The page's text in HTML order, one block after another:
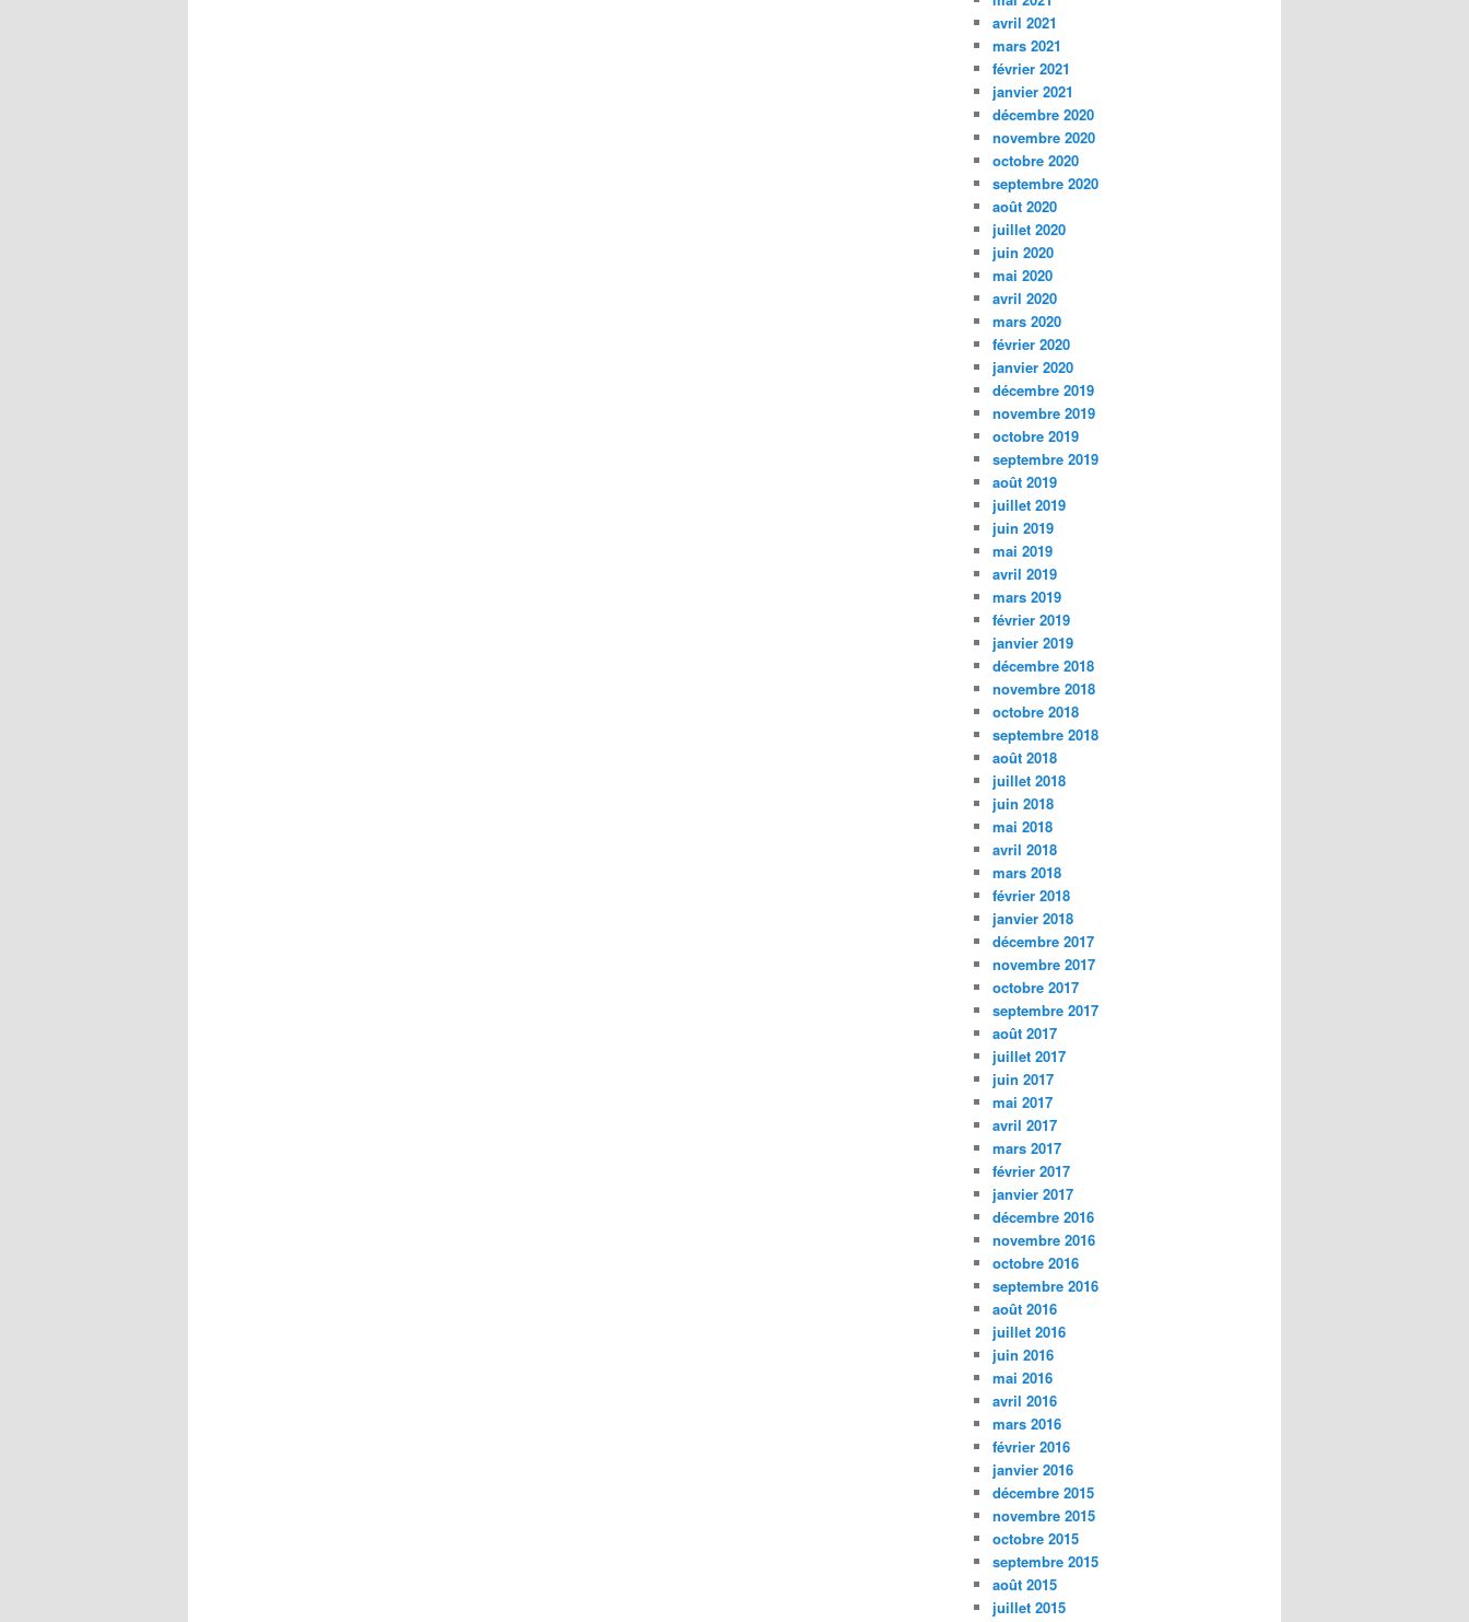
avril 2021
mars 2021
février 2021
janvier 2021
décembre 2020
novembre 2020
octobre 2020
septembre 2020
août 2020
juillet 2020
juin 2020
mai 2020
avril 2020
mars 2020
février 2020
janvier 2020
décembre 2019
novembre 2019
octobre 2019
septembre 2019
août 2019
juillet 2019
juin 2019
mai 2019
avril 2019
mars 2019
février 2019
janvier 2019
décembre 2018
novembre 2018
octobre 2018
septembre 2018
août 2018
juillet 2018
juin 2018
mai 2018
avril 2018
mars 2018
février 2018
janvier 2018
décembre 2017
novembre 2017
octobre 2017
septembre 2017
août 2017
juillet 2017
juin 2017
mai 2017
avril 2017
mars 2017
février 2017
janvier 2017
décembre 2016
novembre 2016
octobre 2016
septembre 2016
août 2016
juillet 2016
juin 2016
mai 2016
avril 2016
mars 2016
février 2016
janvier 2016
décembre 2015
novembre 2015
octobre 2015
septembre 2015
août 2015
juillet 2015